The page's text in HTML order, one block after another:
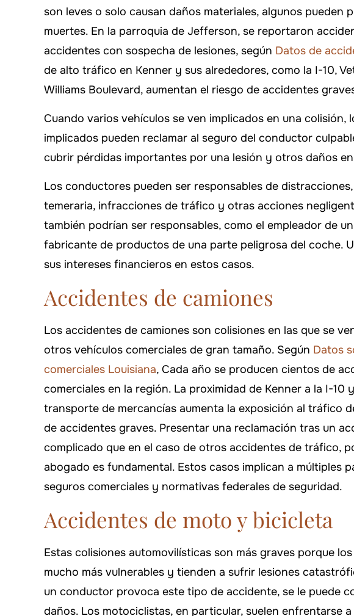
son leves o solo causan daños materiales, algunos pueden
muertes. En la parroquia de Jefferson, se reportaron
accidentes con sospecha de lesiones, según Datos de
de alto tráfico en Kenner y sus alrededores, como la I-10,
Williams Boulevard, aumentan el riesgo de accidentes
Cuando varios vehículos se ven implicados en una
implicados pueden reclamar al seguro del conductor
cubrir pérdidas importantes por una lesión y otros daños
Los conductores pueden ser responsables de
temeraria, infracciones de tráfico y otras acciones
también podrían ser responsables, como el empleador de
fabricante de productos de una parte peligrosa del coche.
sus intereses financieros en estos casos.
Accidentes de camiones
Los accidentes de camiones son colisiones en las que se
otros vehículos comerciales de gran tamaño. Según Datos
comerciales Louisiana, Cada año se producen cientos de
comerciales en la región. La proximidad de Kenner a la I-10
transporte de mercancías aumenta la exposición al tráfico
de accidentes graves. Presentar una reclamación tras un
complicado que en el caso de otros accidentes de tráfico,
abogado es fundamental. Estos casos implican a múltiples
seguros comerciales y normativas federales de seguridad.
Accidentes de moto y bicicleta
Estas colisiones automovilísticas son más graves porque
mucho más vulnerables y tienden a sufrir lesiones
un conductor provoca este tipo de accidente, se le puede
daños. Los motociclistas, en particular, suelen enfrentarse